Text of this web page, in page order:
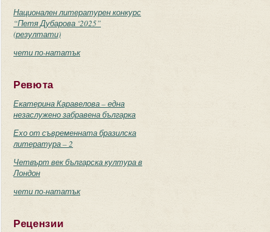
Национален литературен конкурс
“Петя Дубарова ‘2025”
(резултати)
чети по-нататък
Ревюта
Екатерина Каравелова – една
незаслужено забравена българка
Ехо от съвременната бразилска
литература – 2
Четвърт век българска култура в
Лондон
чети по-нататък
Рецензии